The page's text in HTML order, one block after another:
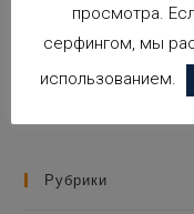
ОТЕЛЬ В
Рубрики
просмотра.
серфингом, мы
использованием.